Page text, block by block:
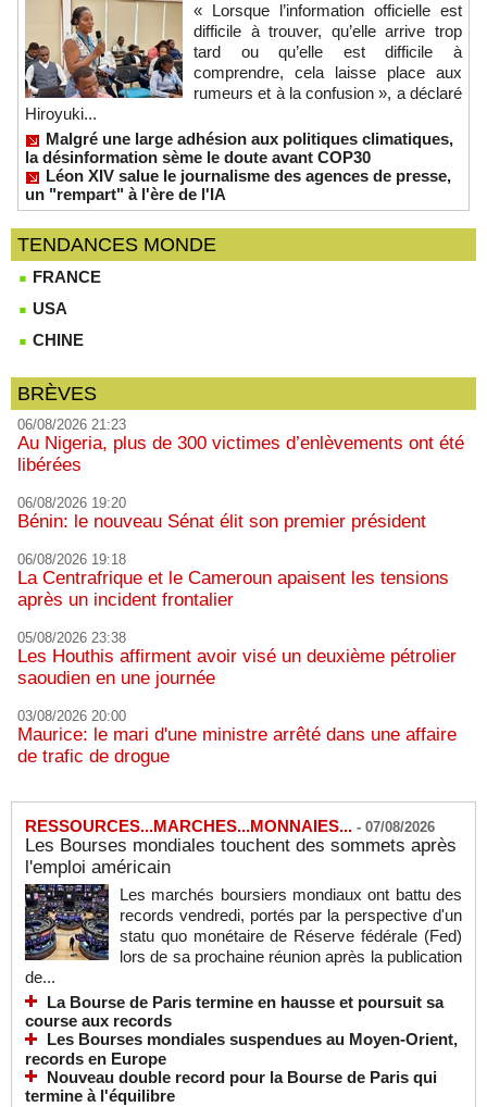
« Lorsque l’information officielle est
difficile à trouver, qu’elle arrive trop
tard ou qu’elle est difficile à
comprendre, cela laisse place aux
rumeurs et à la confusion », a déclaré
Hiroyuki...
Malgré une large adhésion aux politiques climatiques,
la désinformation sème le doute avant COP30
Léon XIV salue le journalisme des agences de presse,
un "rempart" à l'ère de l'IA
TENDANCES MONDE
FRANCE
USA
CHINE
BRÈVES
06/08/2026 21:23
Au Nigeria, plus de 300 victimes d’enlèvements ont été
libérées
06/08/2026 19:20
Bénin: le nouveau Sénat élit son premier président
06/08/2026 19:18
La Centrafrique et le Cameroun apaisent les tensions
après un incident frontalier
05/08/2026 23:38
Les Houthis affirment avoir visé un deuxième pétrolier
saoudien en une journée
03/08/2026 20:00
Maurice: le mari d'une ministre arrêté dans une affaire
de trafic de drogue
RESSOURCES...MARCHES...MONNAIES... - 07/08/2026
Les Bourses mondiales touchent des sommets après
l'emploi américain
Les marchés boursiers mondiaux ont battu des
records vendredi, portés par la perspective d'un
statu quo monétaire de Réserve fédérale (Fed)
lors de sa prochaine réunion après la publication
de...
La Bourse de Paris termine en hausse et poursuit sa
course aux records
Les Bourses mondiales suspendues au Moyen-Orient,
records en Europe
Nouveau double record pour la Bourse de Paris qui
termine à l'équilibre